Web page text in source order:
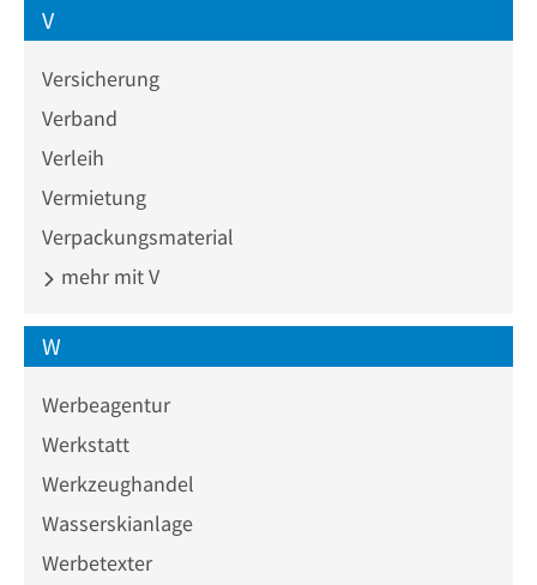
V
Versicherung
Verband
Verleih
Vermietung
Verpackungsmaterial
mehr mit V
W
Werbeagentur
Werkstatt
Werkzeughandel
Wasserskianlage
Werbetexter